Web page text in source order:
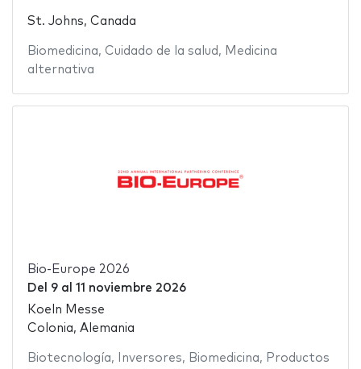
St. Johns, Canada
Biomedicina, Cuidado de la salud , Medicina
alternativa
Bio-Europe 2026
Del 9al 11 noviembre 2026
Koeln Messe
Colonia, Alemania
Biotecnología, Inversores, Biomedicina, Productos